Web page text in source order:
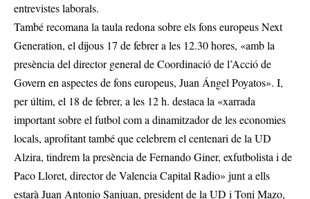
entrevistes laborals.
També recomana la taula redona sobre els fons europeus Next
Generation, el dijous 17 de febrer a les 12.30 hores, «amb la
presència del director general de Coordinació de l’Acció de
Govern en aspectes de fons europeus, Juan Ángel Poyatos». I,
per últim, el 18 de febrer, a les 12 h. destaca la «xarrada
important sobre el futbol com a dinamitzador de les economies
locals, aprofitant també que celebrem el centenari de la UD
Alzira, tindrem la presència de Fernando Giner, exfutbolista i de
Paco Lloret, director de Valencia Capital Radio» junt a ells
estarà Juan Antonio Sanjuan, president de la UD i Toni Mazo,